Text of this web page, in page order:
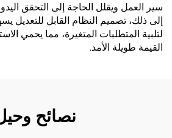
سير العمل ويقلل الحاجة إلى التحقق
إلى ذلك، تصميم النظام القابل للتعديل
لتلبية المتطلبات المتغيرة، مما يحمي
القيمة طويلة الأمد.
نصائح